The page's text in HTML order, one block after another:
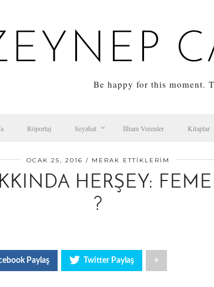
Be happy for this moment.
Röportaj Seyahat İlham Verenler Kitaplar
OCAK 25, 2016 MERAK ETTIKLERIM
HERŞEY:
?
Paylaş Twitter Paylaş +